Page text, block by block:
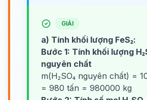
GIẢI
a) Tính khối lượng FeS₂:
Bước 1: Tính khối lượng
nguyên chất
m(H₂SO₄ nguyên chất) =
= 980 tấn = 980000 kg